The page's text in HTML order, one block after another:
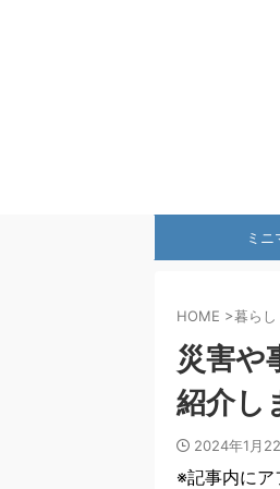
ミニ
HOME >暮らし
災害や
紹介し
2024年1月
※記事内にア